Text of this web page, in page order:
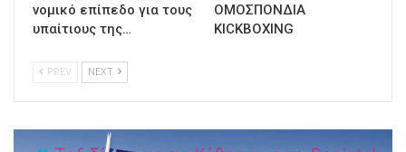
νομικό επίπεδο για τους
υπαίτιους της…
ΟΜΟΣΠΟΝΔΙΑ
KICKBOXING
PREV NEXT